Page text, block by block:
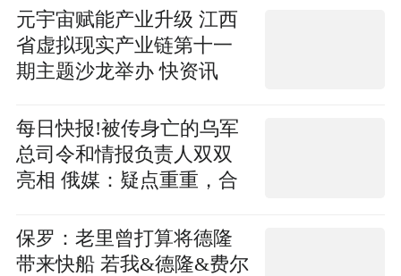
元宇宙赋能产业升级 江西
省虚拟现实产业链第十一
期主题沙龙举办 快资讯
每日快报!被传身亡的乌军
总司令和情报负责人双双
亮相 俄媒：疑点重重，合
保罗：老里曾打算将德隆
带来快船 若我&德隆&费尔